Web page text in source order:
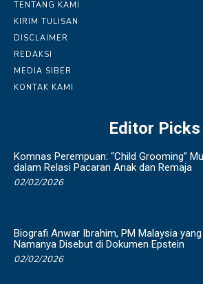
TENTANG KAMI
KIRIM TULISAN
DISCLAIMER
REDAKSI
MEDIA SIBER
KONTAK KAMI
Editor Picks
Komnas Perempuan: “Child Grooming”
dalam Relasi Pacaran Anak dan Remaja
02/02/2026
Biografi Anwar Ibrahim, PM Malaysia yang
Namanya Disebut di Dokumen Epstein
02/02/2026